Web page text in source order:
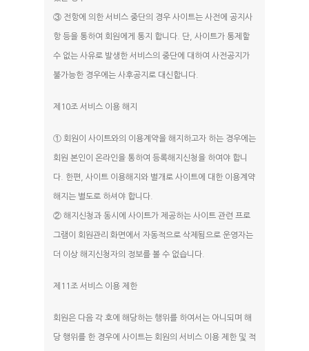
③ 전항에 의한 서비스 중단의 경우 사이트는 사전에 공지사
항 등을 통하여 회원에게 통지 합니다. 단, 사이트가 통제할
수 없는 사유로 발생한 서비스의 중단에 대하여 사전공지가
불가능한 경우에는 사후공지로 대신합니다.
제10조 서비스 이용 해지
① 회원이 사이트와의 이용계약을 해지하고자 하는 경우에는
회원 본인이 온라인을 통하여 등록해지신청을 하여야 합니
다. 한편, 사이트 이용해지와 별개로 사이트에 대한 이용계약
해지는 별도로 하셔야 합니다.
② 해지신청과 동시에 사이트가 제공하는 사이트 관련 프로
그램이 회원관리 화면에서 자동적으로 삭제됨으로 운영자는
더 이상 해지신청자의 정보를 볼 수 없습니다.
제11조 서비스 이용 제한
회원은 다음 각 호에 해당하는 행위를 하여서는 아니되며 해
당 행위를 한 경우에 사이트는 회원의 서비스 이용 제한 및 적